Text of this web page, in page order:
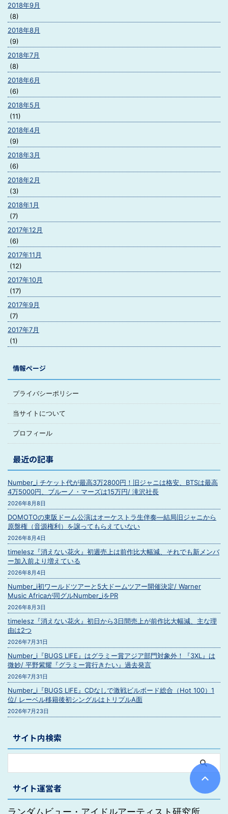
2018年9月
(8)
2018年8月
(9)
2018年7月
(8)
2018年6月
(6)
2018年5月
(11)
2018年4月
(9)
2018年3月
(6)
2018年2月
(3)
2018年1月
(7)
2017年12月
(6)
2017年11月
(12)
2017年10月
(17)
2017年9月
(7)
2017年7月
(1)
情報ページ
プライバシーポリシー
当サイトについて
プロフィール
最近の記事
Number_i チケット代が最高3万2800円！旧ジャニは格安、BTSは最高
4万5000円、ブルーノ・マーズは15万円/ 滝沢社長
2026年8月8日
DOMOTOの東阪ドーム公演はオーケストラ生伴奏―結局旧ジャニから
原盤権（音源権利）を譲ってもらえていない
2026年8月4日
timelesz『消えない花火』初週売上は前作比大幅減、それでも新メンバ
ー加入前より増えている
2026年8月4日
Number_i初ワールドツアーと5大ドームツアー開催決定/ Warner
Music Africaが同グルNumber_iをPR
2026年8月3日
timelesz『消えない花火』初日から3日間売上が前作比大幅減、主な理
由は2つ
2026年7月31日
Number_i『BUGS LIFE』はグラミー賞アジア部門対象外！『3XL』は
微妙/ 平野紫耀『グラミー賞行きたい』過去発言
2026年7月31日
Number_i『BUGS LIFE』CDなしで激戦ビルボード総合（Hot 100）1
位/ レーベル移籍後初シングルはトリプルA面
2026年7月23日
サイト内検索
サイト運営者
ランダムビュー・アイドルアーティスト研究所